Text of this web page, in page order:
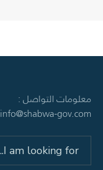
معلومات التواصل :
info@shabwa-gov.com